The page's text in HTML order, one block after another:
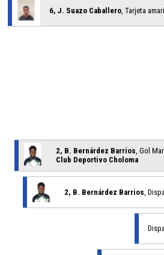
6, J. Suazo Caballero , Tarjeta
2, B. Bernárdez Barrios , Gol
Club Deportivo Choloma
2, B. Bernárdez Barrios ,